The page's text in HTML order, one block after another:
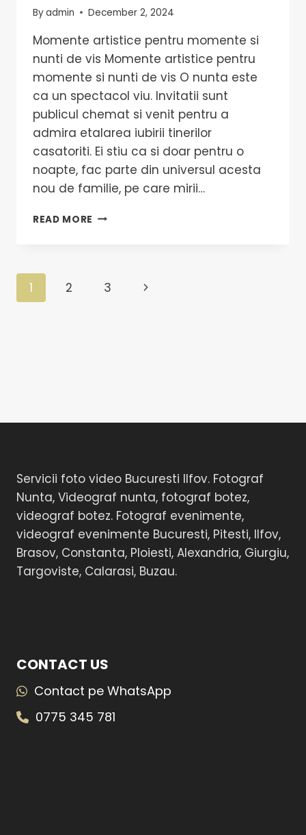
Byadmin December 2, 2024
Momente artistice pentru momente si
nunti de vis Momente artistice pentru
momente si nunti de vis O nunta este
ca un spectacol viu. Invitatii sunt
publicul chemat si venit pentru a
admira etalarea iubirii tinerilor
casatoriti. Ei stiu ca si doar pentru o
noapte, fac parte din universul acesta
nou de familie, pe care mirii…
READ MORE
1 2 3
Servicii foto video Bucuresti Ilfov. Fotograf
Nunta, Videograf nunta, fotograf botez,
videograf botez. Fotograf evenimente,
videograf evenimente Bucuresti, Pitesti, Ilfov,
Brasov, Constanta, Ploiesti, Alexandria, Giurgiu,
Targoviste, Calarasi, Buzau.
CONTACT US
Contact pe WhatsApp
0775 345 781